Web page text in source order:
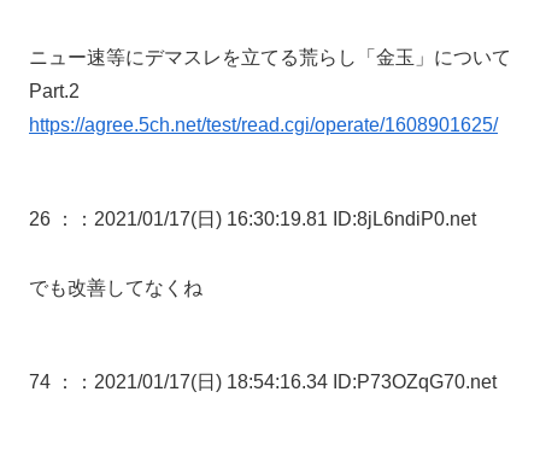
ニュー速等にデマスレを立てる荒らし「金玉」について
Part.2
https://agree.5ch.net/test/read.cgi/operate/1608901625/
26 ： ：2021/01/17(日) 16:30:19.81 ID:8jL6ndiP0.net
でも改善してなくね
74 ： ：2021/01/17(日) 18:54:16.34 ID:P73OZqG70.net